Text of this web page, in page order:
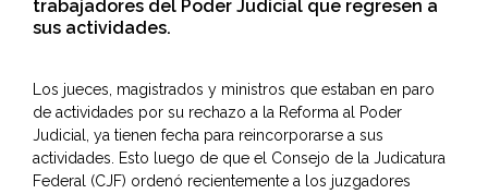
trabajadores del Poder Judicial que regresen a
sus actividades.
Los jueces, magistrados y ministros que estaban en paro
de actividades por su rechazo a la Reforma al Poder
Judicial, ya tienen fecha para reincorporarse a sus
actividades. Esto luego de que el Consejo de la Judicatura
Federal (CJF) ordenó recientemente a los juzgadores